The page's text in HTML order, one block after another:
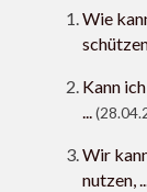
Wie
Kann
...
Wir
nutzen,